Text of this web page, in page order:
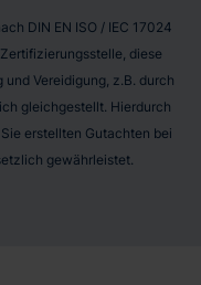
DIN EN ISO / IEC 17024
diese
Vereidigung, z.B. durch
gleichgestellt. Hierdurch
erstellten Gutachten bei
gewährleistet.